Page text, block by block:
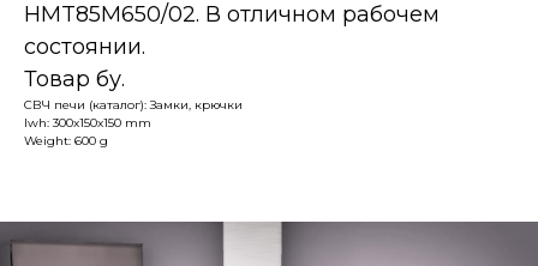
HMT85M650/02. В отличном рабочем
состоянии.
Товар бу.
СВЧ печи (каталог): Замки, крючки
lwh: 300x150x150 mm
Weight: 600 g